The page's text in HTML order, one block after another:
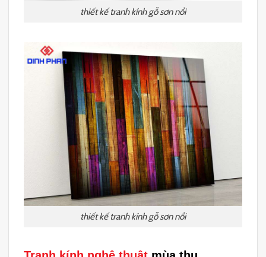
thiết kế tranh kính gỗ sơn nổi
thiết kế tranh kính gỗ sơn nổi